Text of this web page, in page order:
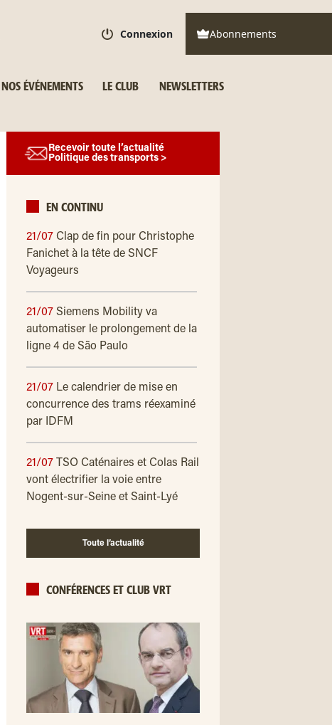
Connexion Abonnements
NOS ÉVÉNEMENTS LE CLUB NEWSLETTERS
Recevoir toute l’actualité
Politique des transports >
EN CONTINU
21/07 Clap de fin pour Christophe
Fanichet à la tête de SNCF
Voyageurs
21/07 Siemens Mobility va
automatiser le prolongement de la
ligne 4 de São Paulo
21/07 Le calendrier de mise en
concurrence des trams réexaminé
par IDFM
21/07
TSO Caténaires et Colas Rail
vont électrifier la voie entre
Nogent-sur-Seine et Saint-Lyé
Toute l’actualité
CONFÉRENCES ET CLUB VRT